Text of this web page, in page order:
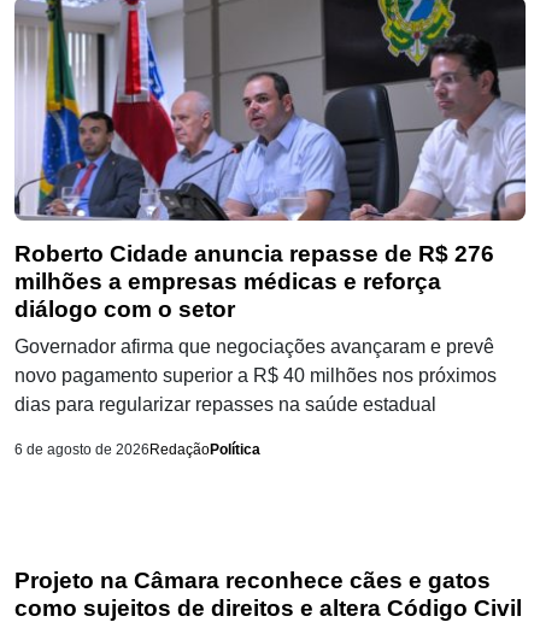
Roberto Cidade anuncia repasse de R$ 276
milhões a empresas médicas e reforça
diálogo com o setor
Governador afirma que negociações avançaram e prevê
novo pagamento superior a R$ 40 milhões nos próximos
dias para regularizar repasses na saúde estadual
6 de agosto de 2026 RedaçãoPolítica
Projeto na Câmara reconhece cães e gatos
como sujeitos de direitos e altera Código Civil